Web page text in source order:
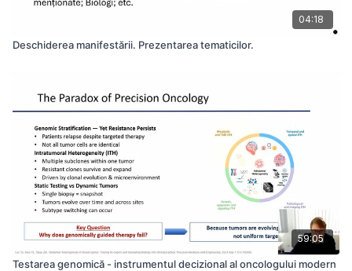
04:18
Deschiderea manifestării. Prezentarea tematicilor.
59:05
Testarea genomică - instrumentul decizional al oncologului modern